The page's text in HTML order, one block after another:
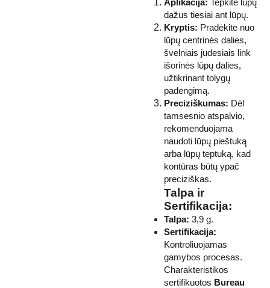
Aplikacija: Tepkite lūpų
dažus tiesiai ant lūpų.
Kryptis: Pradėkite nuo
lūpų centrinės dalies,
švelniais judesiais link
išorinės lūpų dalies,
užtikrinant tolygų
padengimą.
Preciziškumas: Dėl
tamsesnio atspalvio,
rekomenduojama
naudoti lūpų pieštuką
arba lūpų teptuką, kad
kontūras būtų ypač
preciziškas.
Talpa ir
Sertifikacija:
Talpa: 3,9 g.
Sertifikacija:
Kontroliuojamas
gamybos procesas.
Charakteristikos
sertifikuotos Bureau